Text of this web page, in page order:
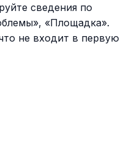
сведения по
«Площадка».
не входит в первую